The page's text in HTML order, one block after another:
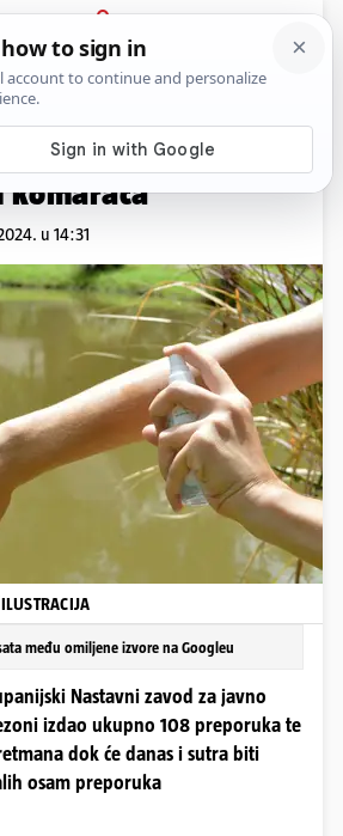
PRIJAVA
News Komentari
se uspješno izborio
komaraca
u 14:31
među omiljene izvore na Googleu
Nastavni zavod za javno
izdao ukupno 108 preporuka te
dok će danas i sutra biti
osam preporuka